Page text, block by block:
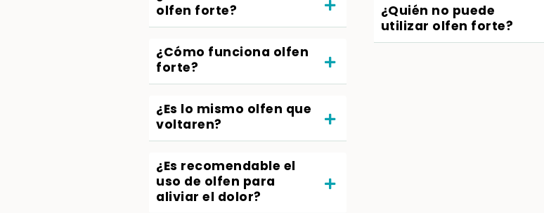
olfen forte?
¿Cómo funciona olfen
forte?
¿Es lo mismo olfen que
voltaren?
¿Es recomendable el
uso de olfen para
aliviar el dolor?
¿Quién no puede
utilizar olfen forte?